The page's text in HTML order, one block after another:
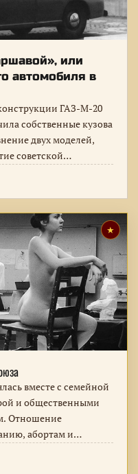
или
автомобиля в
ГАЗ-М-20
собственные кузова
двух моделей,
советской
★
вместе с семейной
и общественными
Отношение
абортам и
нормы закона от